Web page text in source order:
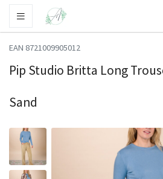
EAN 8721009905012
Pip Studio Britta Long
Sand